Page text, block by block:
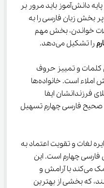
مهارت روان‌خوانی: در این پایه دانش‌آموز باید مرور بر
بخش زبان فارسی را به
خواندن، بخش مهم
را تشکیل می‌دهد.
کلمات و تمییز حروف
هم‌صدا تمرکز اصلی آموزش املاء است. خانواده‌ها
فرزندانشان ایفا
صحیح فارسی چهارم تسهیل
لغات و تقویت اعتماد به
چهارم است. این
مهارت به دانش‌آموزان کمک می‌کند با آرامش و
که بخشی از بهترین